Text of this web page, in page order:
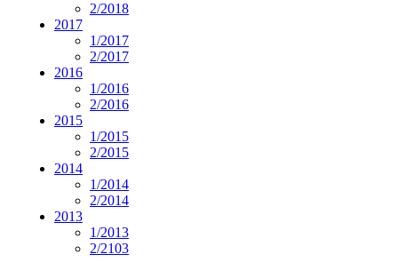
2/2018
2017
1/2017
2/2017
2016
1/2016
2/2016
2015
1/2015
2/2015
2014
1/2014
2/2014
2013
1/2013
2/2103